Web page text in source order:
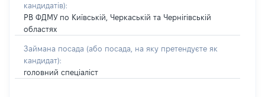
кандидатів):
РВ ФДМУ по Київській, Черкаській та Чернігівській
областях
Займана посада (або посада, на яку претендуєте як
кандидат):
головний спеціаліст